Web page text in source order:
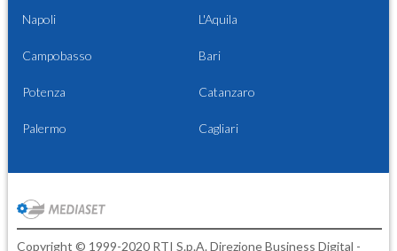
Napoli L'Aquila
Campobasso Bari
Potenza Catanzaro
Palermo Cagliari
Copyright © 1999-2020 RTI S.p.A. Direzione Business Digital -